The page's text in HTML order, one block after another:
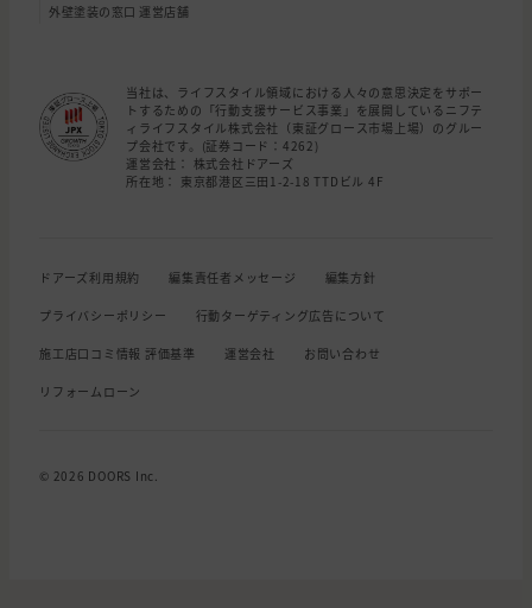
外壁塗装の窓口 運営店舗
当社は、ライフスタイル領域における人々の意思決定をサポー
トするための「行動支援サービス事業」を展開しているニフテ
ィライフスタイル株式会社（東証グロース市場上場）のグルー
プ会社です。(証券コード：4262)
運営会社： 株式会社ドアーズ
所在地： 東京都港区三田1-2-18 TTDビル 4F
ドアーズ利用規約 編集責任者メッセージ 編集方針
プライバシーポリシー 行動ターゲティング広告について
施工店口コミ情報 評価基準 運営会社 お問い合わせ
リフォームローン
© 2026 DOORS Inc.